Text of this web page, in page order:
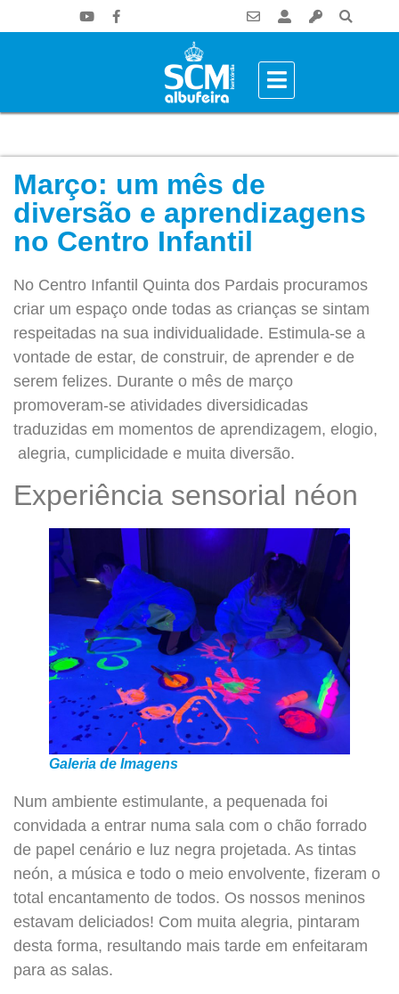
Março: um mês de
diversão e aprendizagens
no Centro Infantil
No Centro Infantil Quinta dos Pardais procuramos
criar um espaço onde todas as crianças se sintam
respeitadas na sua individualidade. Estimula-se a
vontade de estar, de construir, de aprender e de
serem felizes. Durante o mês de março
promoveram-se atividades diversidicadas
traduzidas em momentos de aprendizagem, elogio,
alegria, cumplicidade e muita diversão.
Experiência sensorial néon
Galeria de Imagens
Num ambiente estimulante, a pequenada foi
convidada a entrar numa sala com o chão forrado
de papel cenário e luz negra projetada. As tintas
neón, a música e todo o meio envolvente, fizeram o
total encantamento de todos. Os nossos meninos
estavam deliciados! Com muita alegria, pintaram
desta forma, resultando mais tarde em enfeitaram
para as salas.